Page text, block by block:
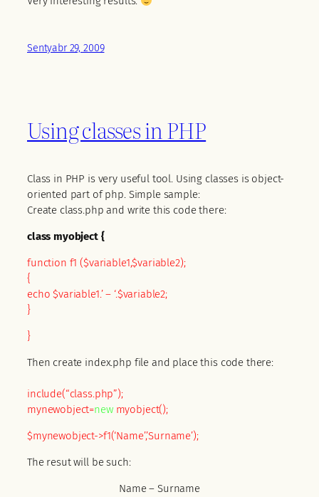
Sentyabr 29, 2009
Using classes in PHP
Class in PHP is very useful tool. Using classes is object-
oriented part of php. Simple sample:
Create class.php and write this code there:
class myobject {
function f1 ($variable1,$variable2);
{
echo $variable1.’ – ‘.$variable2;
}
}
Then create index.php file and place this code there:
include(“class.php”);
mynewobject=newmyobject();
$mynewobject->f1(‘Name’,’Surname’);
The resut will be such:
Name – Surname